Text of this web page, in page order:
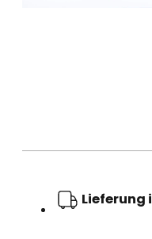
Lieferung